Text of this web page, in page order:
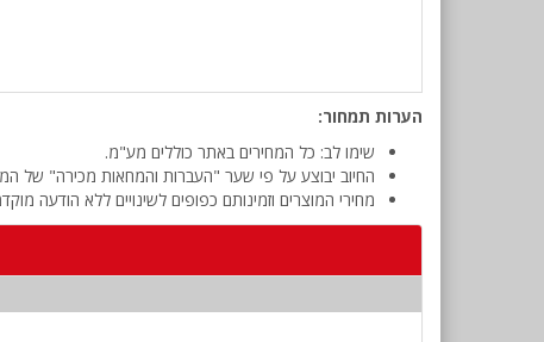
הערות תמחור:
שימו לב: כל המחירים באתר כוללים מע"מ.
החיוב יבוצע על פי שער "העברות והמחאות מכירה" של
מחירי המוצרים וזמינותם כפופים לשינויים ללא הודעה